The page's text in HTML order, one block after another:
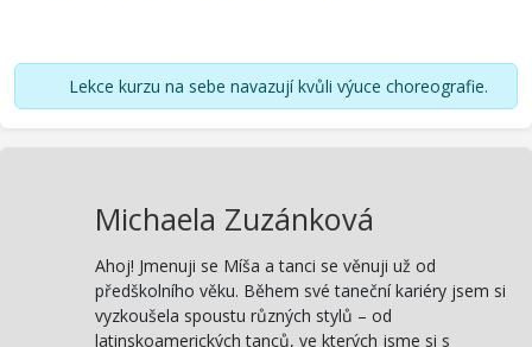
Lekce kurzu na sebe navazují kvůli výuce choreografie.
Michaela Zuzánková
Ahoj! Jmenuji se Míša a tanci se věnuji už od
předškolního věku. Během své taneční kariéry jsem si
vyzkoušela spoustu různých stylů – od
latinskoamerických tanců, ve kterých jsme si s